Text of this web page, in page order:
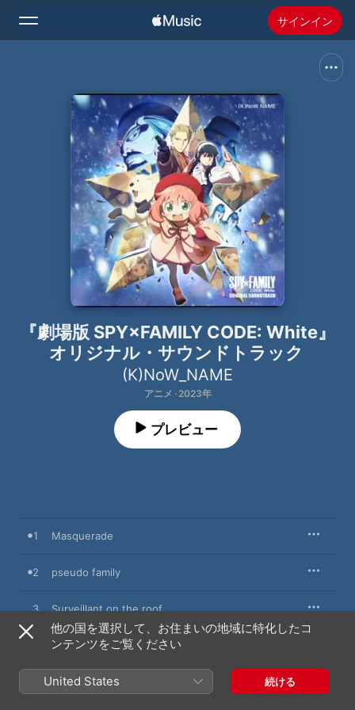
サインイン
ホーム
新着おすすめ
ラジオ
Apple Musicをインストール
『劇場版 SPY×FAMILY CODE: White』
オリジナル・サウンドトラック
(K)NoW_NAME
アニメ · 2023年
プレビュー
1 Masquerade
2 pseudo family
3 Surveillant on the roof
three signs
The beginning of the journey
他の国を選択して、お住まいの地域に特化したコ
ンテンツをご覧ください
United States 続ける